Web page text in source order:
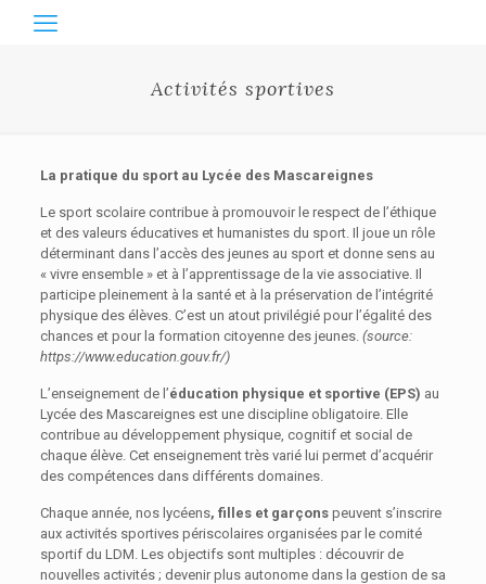
Activités sportives
La pratique du sport au Lycée des Mascareignes
Le sport scolaire contribue à promouvoir le respect de l’éthique
et des valeurs éducatives et humanistes du sport. Il joue un rôle
déterminant dans l’accès des jeunes au sport et donne sens au
« vivre ensemble » et à l’apprentissage de la vie associative. Il
participe pleinement à la santé et à la préservation de l’intégrité
physique des élèves. C’est un atout privilégié pour l’égalité des
chances et pour la formation citoyenne des jeunes. (source:
https://www.education.gouv.fr/)
L’enseignement de l’éducation physique et sportive (EPS) au
Lycée des Mascareignes est une discipline obligatoire. Elle
contribue au développement physique, cognitif et social de
chaque élève. Cet enseignement très varié lui permet d’acquérir
des compétences dans différents domaines.
Chaque année, nos lycéens, filles et garçons peuvent s’inscrire
aux activités sportives périscolaires organisées par le comité
sportif du LDM. Les objectifs sont multiples : découvrir de
nouvelles activités ; devenir plus autonome dans la gestion de sa